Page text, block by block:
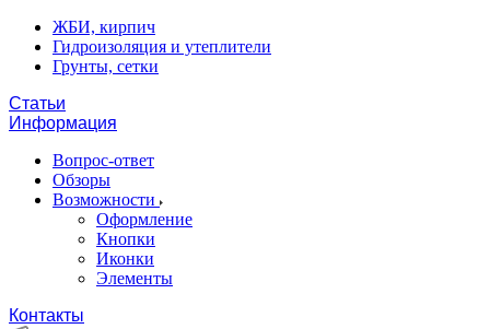
ЖБИ, кирпич
Гидроизоляция и утеплители
Грунты, сетки
Статьи
Информация
Вопрос-ответ
Обзоры
Возможности
Оформление
Кнопки
Иконки
Элементы
Контакты